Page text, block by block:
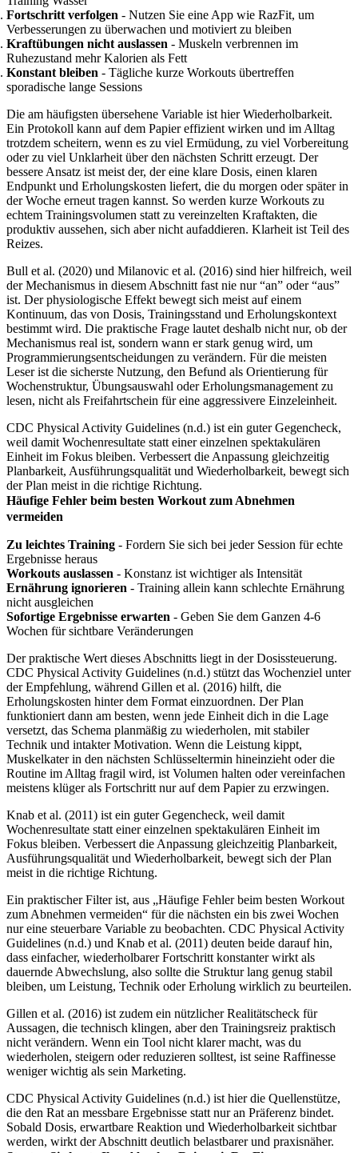
Fortschritt verfolgen - Nutzen Sie eine App wie RazFit, um
Verbesserungen zu überwachen und motiviert zu bleiben
Kraftübungen nicht auslassen - Muskeln verbrennen im
Ruhezustand mehr Kalorien als Fett
Konstant bleiben - Tägliche kurze Workouts übertreffen
sporadische lange Sessions
Die am häufigsten übersehene Variable ist hier Wiederholbarkeit.
Ein Protokoll kann auf dem Papier effizient wirken und im Alltag
trotzdem scheitern, wenn es zu viel Ermüdung, zu viel Vorbereitung
oder zu viel Unklarheit über den nächsten Schritt erzeugt. Der
bessere Ansatz ist meist der, der eine klare Dosis, einen klaren
Endpunkt und Erholungskosten liefert, die du morgen oder später in
der Woche erneut tragen kannst. So werden kurze Workouts zu
echtem Trainingsvolumen statt zu vereinzelten Kraftakten, die
produktiv aussehen, sich aber nicht aufaddieren. Klarheit ist Teil des
Reizes.
Bull et al. (2020) und Milanovic et al. (2016) sind hier hilfreich, weil
der Mechanismus in diesem Abschnitt fast nie nur “an” oder “aus”
ist. Der physiologische Effekt bewegt sich meist auf einem
Kontinuum, das von Dosis, Trainingsstand und Erholungskontext
bestimmt wird. Die praktische Frage lautet deshalb nicht nur, ob der
Mechanismus real ist, sondern wann er stark genug wird, um
Programmierungsentscheidungen zu verändern. Für die meisten
Leser ist die sicherste Nutzung, den Befund als Orientierung für
Wochenstruktur, Übungsauswahl oder Erholungsmanagement zu
lesen, nicht als Freifahrtschein für eine aggressivere Einzeleinheit.
CDC Physical Activity Guidelines (n.d.) ist ein guter Gegencheck,
weil damit Wochenresultate statt einer einzelnen spektakulären
Einheit im Fokus bleiben. Verbessert die Anpassung gleichzeitig
Planbarkeit, Ausführungsqualität und Wiederholbarkeit, bewegt sich
der Plan meist in die richtige Richtung.
Häufige Fehler beim besten Workout zum Abnehmen
vermeiden
Zu leichtes Training - Fordern Sie sich bei jeder Session für echte
Ergebnisse heraus
Workouts auslassen - Konstanz ist wichtiger als Intensität
Ernährung ignorieren - Training allein kann schlechte Ernährung
nicht ausgleichen
Sofortige Ergebnisse erwarten - Geben Sie dem Ganzen 4-6
Wochen für sichtbare Veränderungen
Der praktische Wert dieses Abschnitts liegt in der Dosissteuerung.
CDC Physical Activity Guidelines (n.d.) stützt das Wochenziel unter
der Empfehlung, während Gillen et al. (2016) hilft, die
Erholungskosten hinter dem Format einzuordnen. Der Plan
funktioniert dann am besten, wenn jede Einheit dich in die Lage
versetzt, das Schema planmäßig zu wiederholen, mit stabiler
Technik und intakter Motivation. Wenn die Leistung kippt,
Muskelkater in den nächsten Schlüsseltermin hineinzieht oder die
Routine im Alltag fragil wird, ist Volumen halten oder vereinfachen
meistens klüger als Fortschritt nur auf dem Papier zu erzwingen.
Knab et al. (2011) ist ein guter Gegencheck, weil damit
Wochenresultate statt einer einzelnen spektakulären Einheit im
Fokus bleiben. Verbessert die Anpassung gleichzeitig Planbarkeit,
Ausführungsqualität und Wiederholbarkeit, bewegt sich der Plan
meist in die richtige Richtung.
Ein praktischer Filter ist, aus „Häufige Fehler beim besten Workout
zum Abnehmen vermeiden“ für die nächsten ein bis zwei Wochen
nur eine steuerbare Variable zu beobachten. CDC Physical Activity
Guidelines (n.d.) und Knab et al. (2011) deuten beide darauf hin,
dass einfacher, wiederholbarer Fortschritt konstanter wirkt als
dauernde Abwechslung, also sollte die Struktur lang genug stabil
bleiben, um Leistung, Technik oder Erholung wirklich zu beurteilen.
Gillen et al. (2016) ist zudem ein nützlicher Realitätscheck für
Aussagen, die technisch klingen, aber den Trainingsreiz praktisch
nicht verändern. Wenn ein Tool nicht klarer macht, was du
wiederholen, steigern oder reduzieren solltest, ist seine Raffinesse
weniger wichtig als sein Marketing.
CDC Physical Activity Guidelines (n.d.) ist hier die Quellenstütze,
die den Rat an messbare Ergebnisse statt nur an Präferenz bindet.
Sobald Dosis, erwartbare Reaktion und Wiederholbarkeit sichtbar
werden, wirkt der Abschnitt deutlich belastbarer und praxisnäher.